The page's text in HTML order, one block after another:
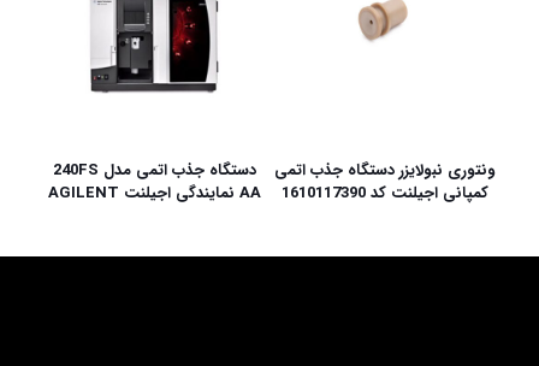
ونتوری نبولایزر دستگاه جذب اتمی
کمپانی اجیلنت کد 1610117390
دستگاه جذب اتمی مدل 240FS
AA نمایندگی اجیلنت AGILENT